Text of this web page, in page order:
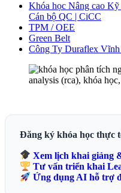
Khóa học Nâng cao
Cán bộ QC | CiCC
TPM / OEE
Green Belt
Công Ty Duraflex
Đăng ký khóa học thực
Xem lịch khai giảng
Tư vấn triển khai
Ứng dụng AI hỗ trợ